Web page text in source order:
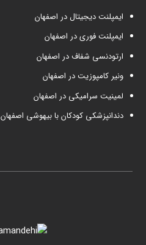
ایمپلنت دیجیتال در اصفهان
ایمپلنت فوری در اصفهان
ارتودنسی شفاف در اصفهان
ونیر کامپوزیت در اصفهان
لمینیت سرامیکی در اصفهان
دندانپزشکی کودکان با بیهوشی اصفهان